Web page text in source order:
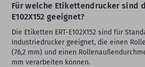
Für welche Etikettendrucker sind
E102X152 geeignet?
Die Etiketten ERT-E102X152 sind für
Industriedrucker geeignet, die einen
(76,2 mm) und einen
mm verarbeiten können.